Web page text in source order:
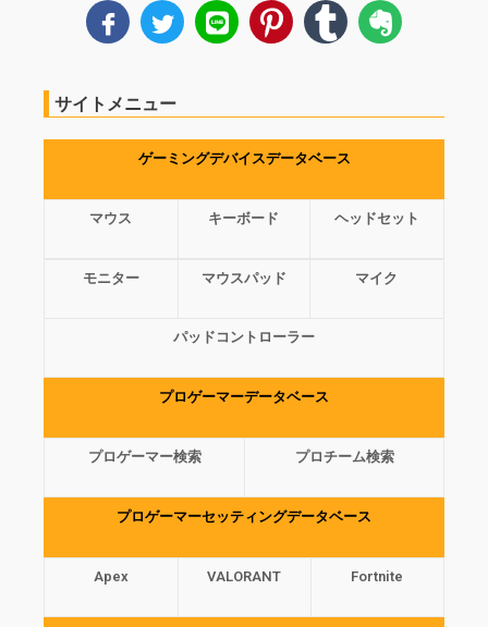
サイトメニュー
ゲーミングデバイスデータベース
マウス キーボード ヘッドセット
モニター マウスパッド マイク
パッドコントローラー
プロゲーマーデータベース
プロゲーマー検索 プロチーム検索
プロゲーマーセッティングデータベース
Apex VALORANT Fortnite